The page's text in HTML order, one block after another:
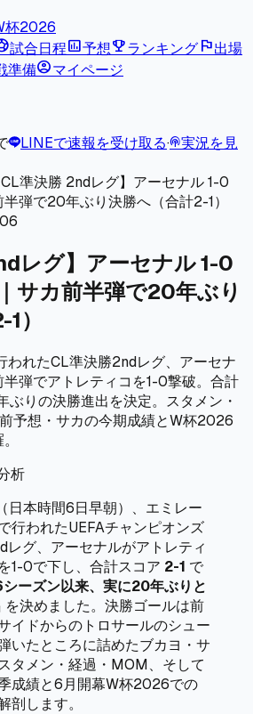
杯2026
試合日程poll予想emoji_eventsランキングflag出場
準備account_circleマイページ
LINEで速報を受け取る·podcasts実況を見
CL準決勝 2ndレグ】アーセナル 1-0
弾で20年ぶり決勝へ（合計2-1）
レグ】アーセナル 1-0
サカ前半弾で20年ぶり
）
われたCL準決勝2ndレグ、アーセナ
弾でアトレティコを1-0撃破。合計
りの決勝進出を決定。スタメン・
予想・サカの今期成績とW杯2026
析
本時間6日早朝）、エミレー
行われたUEFAチャンピオンズ
レグ、アーセナルがアトレティ
1-0で下し、合計スコア 2-1 で
ーズン以来、実に20年ぶりと
を決めました。決勝ゴールは前
イドからのトロサールのシュー
いたところに詰めたブカヨ・サ
タメン・経過・MOM、そして
成績と6月開幕W杯2026での
剖します。